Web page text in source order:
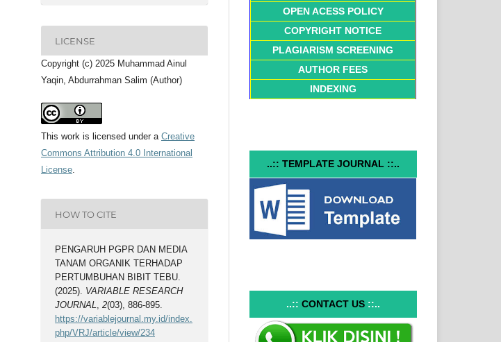
LICENSE
Copyright (c) 2025 Muhammad Ainul
Yaqin, Abdurrahman Salim (Author)
This work is licensed under a Creative
Commons Attribution 4.0 International
License.
HOW TO CITE
PENGARUH PGPR DAN MEDIA
TANAM ORGANIK TERHADAP
PERTUMBUHAN BIBIT TEBU.
(2025). VARIABLE RESEARCH
JOURNAL,2(03), 886-895.
https://variablejournal.my.id/index.
php/VRJ/article/view/234
OPEN ACESS POLICY
COPYRIGHT NOTICE
PLAGIARISM SCREENING
AUTHOR FEES
INDEXING
..:: TEMPLATE JOURNAL ::..
..:: CONTACT US ::..